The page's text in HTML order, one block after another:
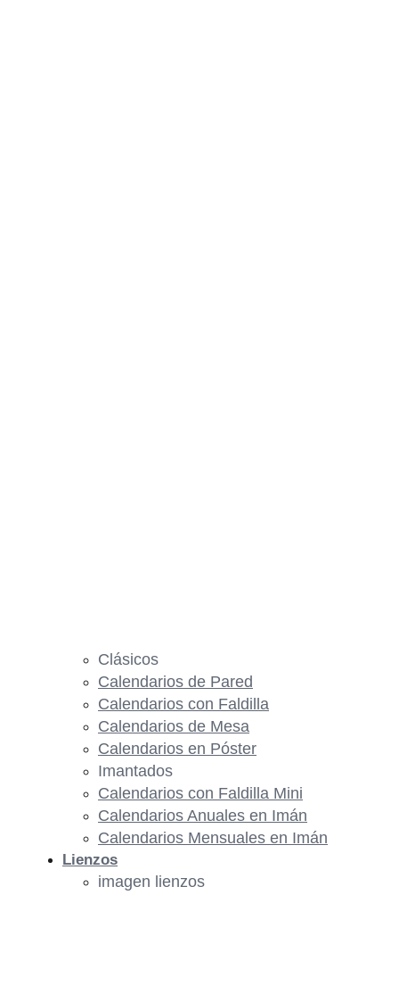
Clásicos
Calendarios de Pared
Calendarios con Faldilla
Calendarios de Mesa
Calendarios en Póster
Imantados
Calendarios con Faldilla Mini
Calendarios Anuales en Imán
Calendarios Mensuales en Imán
Lienzos
imagen lienzos